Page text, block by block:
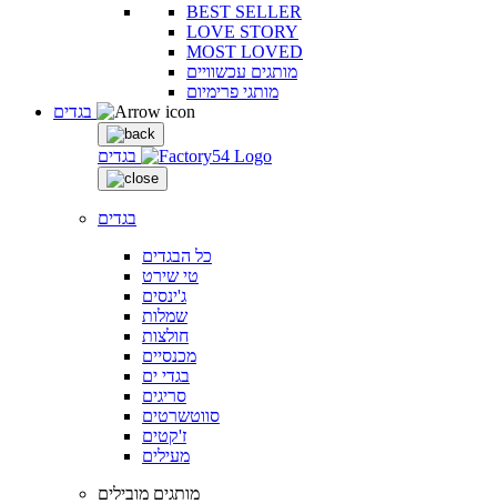
BEST SELLER
LOVE STORY
MOST LOVED
מותגים עכשוויים
מותגי פרימיום
בגדים
בגדים
כל הבגדים
טי שירט
ג'ינסים
שמלות
חולצות
מכנסיים
בגדי ים
סריגים
סווטשרטים
ז'קטים
מעילים
מותגים מובילים